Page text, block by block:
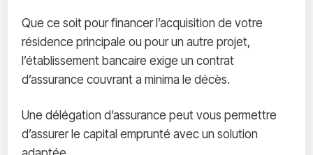
Que ce soit pour financer l’acquisition de votre
résidence principale ou pour un autre projet,
l’établissement bancaire exige un contrat
d’assurance couvrant a minima le décès.
Une délégation d’assurance peut vous permettre
d’assurer le capital emprunté avec un solution